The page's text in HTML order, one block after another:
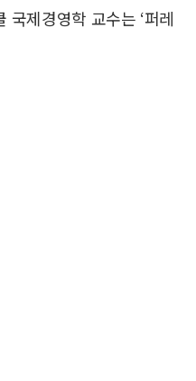
제경영학 교수는 ‘퍼레